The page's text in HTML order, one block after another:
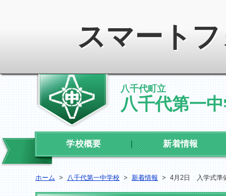
スマート
八千代町立
八千代第一
学校概要 新着情報
ホーム > 八千代第一中学校 > 新着情報 > 4月2日 入学式準